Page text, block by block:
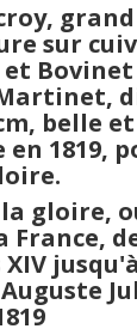
grand
sur
Bovinet
belle
1819,
gloire,